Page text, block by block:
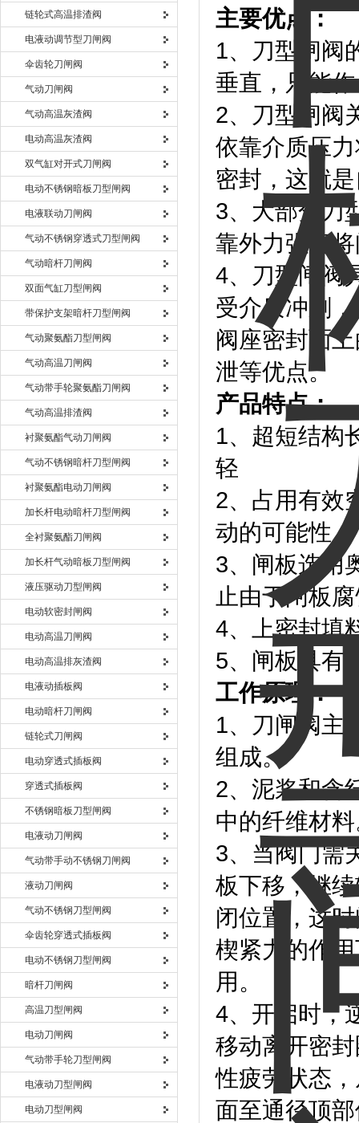
链轮式高温排渣阀
电液动调节型刀闸阀
伞齿轮刀闸阀
气动刀闸阀
气动高温灰渣阀
电动高温灰渣阀
双气缸对开式刀闸阀
电动不锈钢暗板刀型闸阀
电液联动刀闸阀
气动不锈钢穿透式刀型闸阀
气动暗杆刀闸阀
双面气缸刀型闸阀
带保护支架暗杆刀型闸阀
气动聚氨酯刀型闸阀
气动高温刀闸阀
气动带手轮聚氨酯刀闸阀
气动高温排渣阀
衬聚氨酯气动刀闸阀
气动不锈钢暗杆刀型闸阀
衬聚氨酯电动刀闸阀
加长杆电动暗杆刀型闸阀
全衬聚氨酯刀闸阀
加长杆气动暗板刀型闸阀
液压驱动刀型闸阀
电动软密封闸阀
电动高温刀闸阀
电动高温排灰渣阀
电液动插板阀
电动暗杆刀闸阀
链轮式刀闸阀
电动穿透式插板阀
穿透式插板阀
不锈钢暗板刀型闸阀
电液动刀闸阀
气动带手动不锈钢刀闸阀
液动刀闸阀
气动不锈钢刀型闸阀
伞齿轮穿透式插板阀
电动不锈钢刀型闸阀
暗杆刀闸阀
高温刀型闸阀
电动刀闸阀
气动带手轮刀型闸阀
电液动刀型闸阀
电动刀型闸阀
主要优点：
1、刀型闸阀
垂直，只能
2、刀型闸阀
依靠介质压
密封，这就
3、大部分刀
靠外力强行
4、刀型闸阀
受介质冲刷
阀座密封面
泄等优点。
产品特点：
1、超短结构
轻
2、占用有效
动的可能性
3、闸板选用
止由于闸板
4、上密封填
5、闸板具有
工作原理：
1、刀闸阀主
组成。
2、泥浆和含
中的纤维材
3、当阀门需
板下移，继
闭位置，这
楔紧力的作
用。
4、开启时，
移动离开密
性疲劳状态
面至通径顶